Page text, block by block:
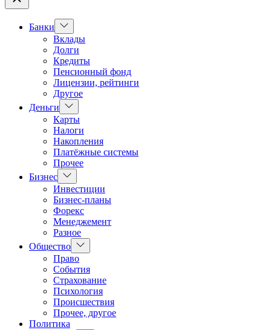
Банки
Показать
подменю
Вклады
Долги
Кредиты
Пенсионный фонд
Лицензии, рейтинги
Другое
Деньги
Показать
подменю
Карты
Налоги
Накопления
Платёжные системы
Прочее
Бизнес Показать
подменю
Инвестиции
Бизнес-планы
Форекс
Менеджемент
Разное
Общество Показать
подменю
Право
События
Страхование
Психология
Происшествия
Прочее, другое
Политика